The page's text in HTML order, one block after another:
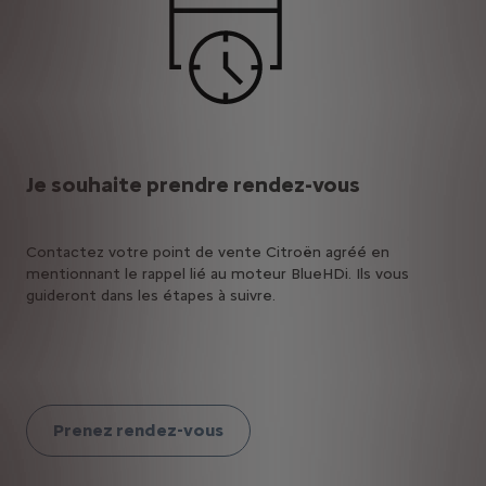
Je souhaite prendre rendez-vous
Contactez votre point de vente Citroën agréé en
mentionnant le rappel lié au moteur BlueHDi. Ils vous
guideront dans les étapes à suivre.
Prenez rendez-vous